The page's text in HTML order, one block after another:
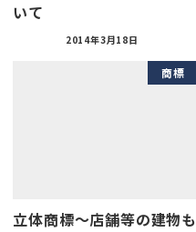
いて
2014年3月18日
商標
立体商標～店舗等の建物も